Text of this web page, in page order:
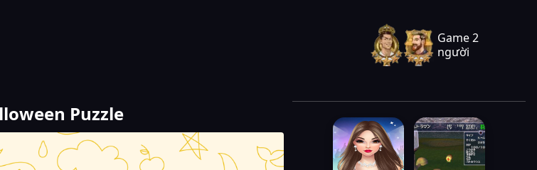
Game 2
người
Puzzle